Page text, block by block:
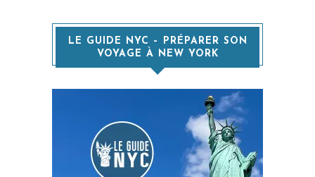
LE GUIDE NYC – PRÉPARER SON
VOYAGE À NEW YORK